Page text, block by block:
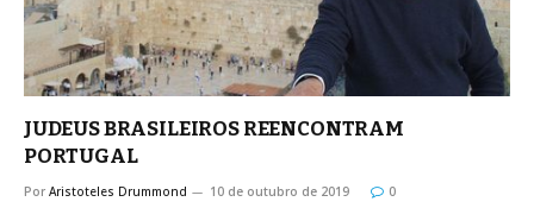
JUDEUS BRASILEIROS REENCONTRAM
PORTUGAL
Por Aristoteles Drummond 10 de outubro de 2019 0